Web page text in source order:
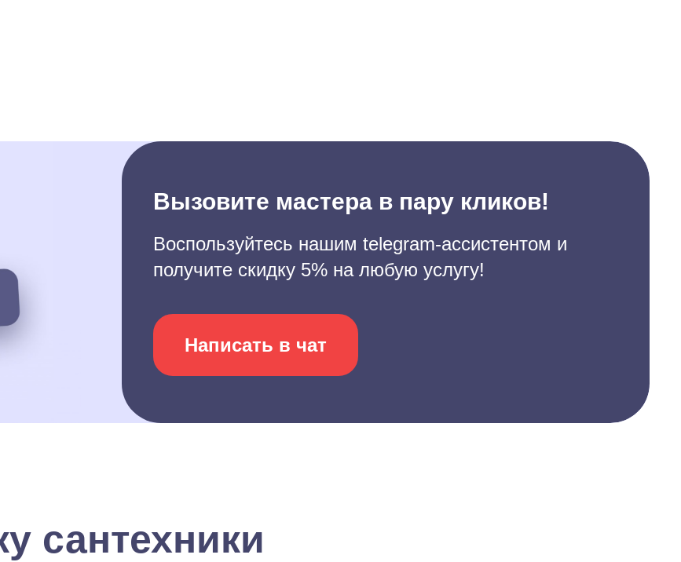
Вызовите мастера в пару кликов!
Воспользуйтесь нашим telegram-ассистентом и
получите скидку 5% на любую услугу!
Написать в чат
сантехники